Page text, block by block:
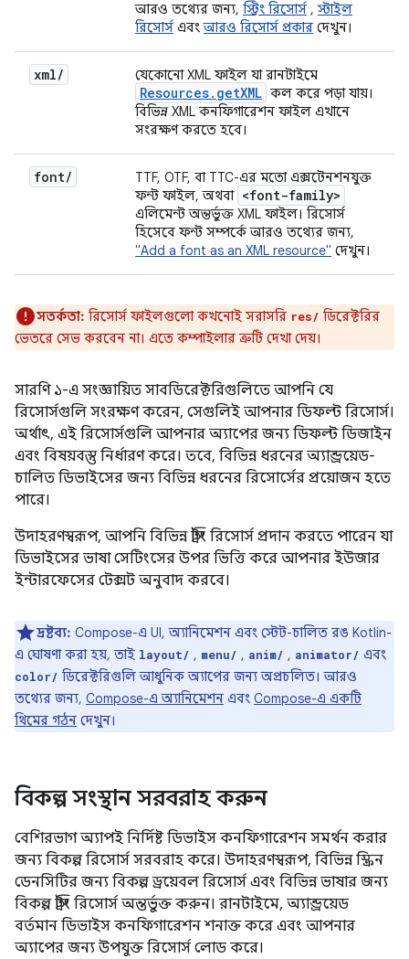
আরও তথ্যের জন্য, স্ট্রিং রিসোর্স ,স্টাইল
রিসোর্স এবংআরও রিসোর্স প্রকার দেখুন।
xml/ যেকোনো XML ফাইল যা রানটাইমে
Resources. getXML কল করে পড়া যায়।
বিভিন্ন XML কনফিগারেশন ফাইল এখানে
সংরক্ষণ করতে হবে।
font/
TTF, OTF, বা TTC-এর মতো এক্সটেনশনযুক্ত
ফন্ট ফাইল, অথবা <font-family>
এলিমেন্ট অন্তর্ভুক্ত XML ফাইল। রিসোর্স
হিসেবে ফন্ট সম্পর্কে আরও তথ্যের জন্য,
"Add a font as an XML resource" দেখুন।
সতর্কতা: রিসোর্স ফাইলগুলো কখনোই সরাসরি res/ ডিরেক্টরির
ভেতরে সেভ করবেন না। এতে কম্পাইলার ত্রুটি দেখা দেয়।
সারণি ১-এ সংজ্ঞায়িত সাবডিরেক্টরিগুলিতে আপনি যে
রিসোর্সগুলি সংরক্ষণ করেন, সেগুলিই আপনার ডিফল্ট রিসোর্স।
অর্থাৎ, এই রিসোর্সগুলি আপনার অ্যাপের জন্য ডিফল্ট ডিজাইন
এবং বিষয়বস্তু নির্ধারণ করে। তবে, বিভিন্ন ধরনের অ্যান্ড্রয়েড-
চালিত ডিভাইসের জন্য বিভিন্ন ধরনের রিসোর্সের প্রয়োজন হতে
পারে।
উদাহরণস্বরূপ, আপনি বিভিন্ন স্ট্রিং রিসোর্স প্রদান করতে পারেন যা
ডিভাইসের ভাষা সেটিংসের উপর ভিত্তি করে আপনার ইউজার
ইন্টারফেসের টেক্সট অনুবাদ করবে।
দ্রষ্টব্য: Compose-এ UI, অ্যানিমেশন এবং স্টেট-চালিত রঙ Kotlin-
এ ঘোষণা করা হয়, তাই layout/ , menu/ , anim/ , animator/ এবং
color/ ডিরেক্টরিগুলি আধুনিক অ্যাপের জন্য অপ্রচলিত। আরও
তথ্যের জন্য, Compose-এ অ্যানিমেশন এবং Compose-এ একটি
থিমের গঠন দেখুন।
বিকল্প সংস্থান সরবরাহ করুন
বেশিরভাগ অ্যাপই নির্দিষ্ট ডিভাইস কনফিগারেশন সমর্থন করার
জন্য বিকল্প রিসোর্স সরবরাহ করে। উদাহরণস্বরূপ, বিভিন্ন স্ক্রিন
ডেনসিটির জন্য বিকল্প ড্রয়েবল রিসোর্স এবং বিভিন্ন ভাষার জন্য
বিকল্প স্ট্রিং রিসোর্স অন্তর্ভুক্ত করুন। রানটাইমে, অ্যান্ড্রয়েড
বর্তমান ডিভাইস কনফিগারেশন শনাক্ত করে এবং আপনার
অ্যাপের জন্য উপযুক্ত রিসোর্স লোড করে।